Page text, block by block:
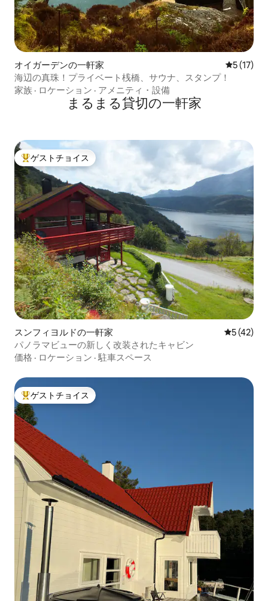
オイガーデンの一軒家 レビュー
5 (17)
海辺の真珠！プライベート桟橋、サウナ、スタンプ！
家族 · ロケーション · アメニティ・設備
まるまる貸切の一軒家
大好評のゲストチョイスです。
ゲストチョイス
スンフィヨルドの一軒家 レビュー
5 (42)
パノラマビューの新しく改装されたキャビン
価格 · ロケーション ·駐車スペース
大好評のゲストチョイスです。
ゲストチョイス